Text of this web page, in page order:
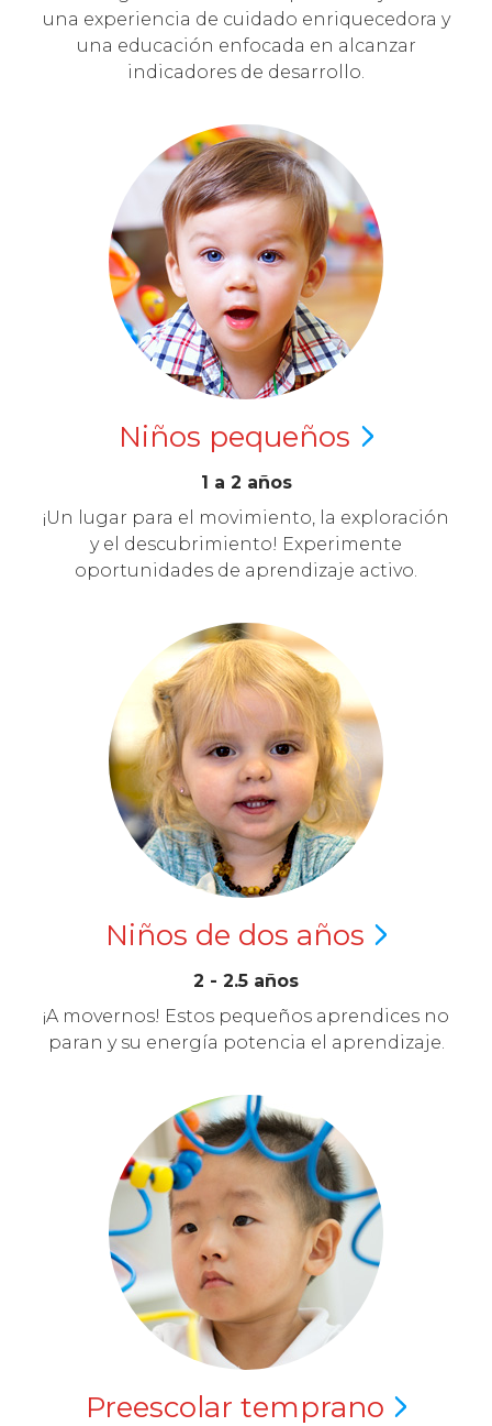
una experiencia de cuidado enriquecedora y
una educación enfocada en alcanzar
indicadores de desarrollo.
Niños pequeños
1 a 2 años
¡Un lugar para el movimiento, la exploración
y el descubrimiento! Experimente
oportunidades de aprendizaje activo.
Niños de dos años
2 - 2.5 años
¡A movernos! Estos pequeños aprendices no
paran y su energía potencia el aprendizaje.
Preescolar temprano